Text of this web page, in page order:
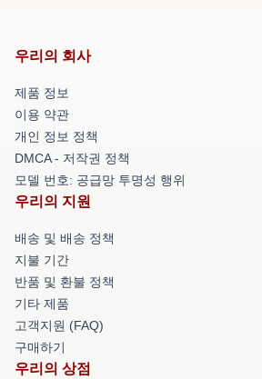
우리의 회사
제품 정보
이용 약관
개인 정보 정책
DMCA - 저작권 정책
모델 번호: 공급망 투명성 행위
우리의 지원
배송 및 배송 정책
지불 기간
반품 및 환불 정책
기타 제품
고객지원 (FAQ)
구매하기
우리의 상점